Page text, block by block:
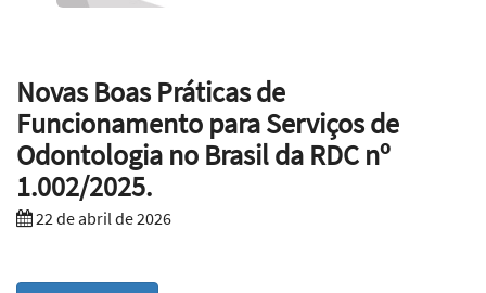
Novas Boas Práticas de
Funcionamento para Serviços de
Odontologia no Brasil da RDC nº
1.002/2025.
22 de abril de 2026